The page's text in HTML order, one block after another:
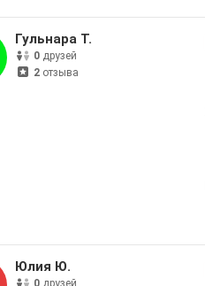
Гульнара Т.
0 друзей
2 отзыва
Юлия Ю.
0 друзей